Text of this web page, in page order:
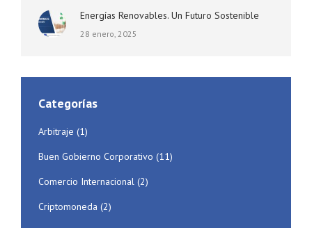
Energías Renovables. Un Futuro Sostenible
28 enero, 2025
Categorías
Arbitraje (1)
Buen Gobierno Corporativo (11)
Comercio Internacional (2)
Criptomoneda (2)